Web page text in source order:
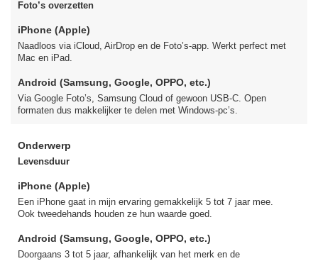
Foto’s overzetten
iPhone (Apple)
Naadloos via iCloud, AirDrop en de Foto’s-app. Werkt perfect met
Mac en iPad.
Android (Samsung, Google, OPPO, etc.)
Via Google Foto’s, Samsung Cloud of gewoon USB-C. Open
formaten dus makkelijker te delen met Windows-pc’s.
Onderwerp
Levensduur
iPhone (Apple)
Een iPhone gaat in mijn ervaring gemakkelijk 5 tot 7 jaar mee.
Ook tweedehands houden ze hun waarde goed.
Android (Samsung, Google, OPPO, etc.)
Doorgaans 3 tot 5 jaar, afhankelijk van het merk en de